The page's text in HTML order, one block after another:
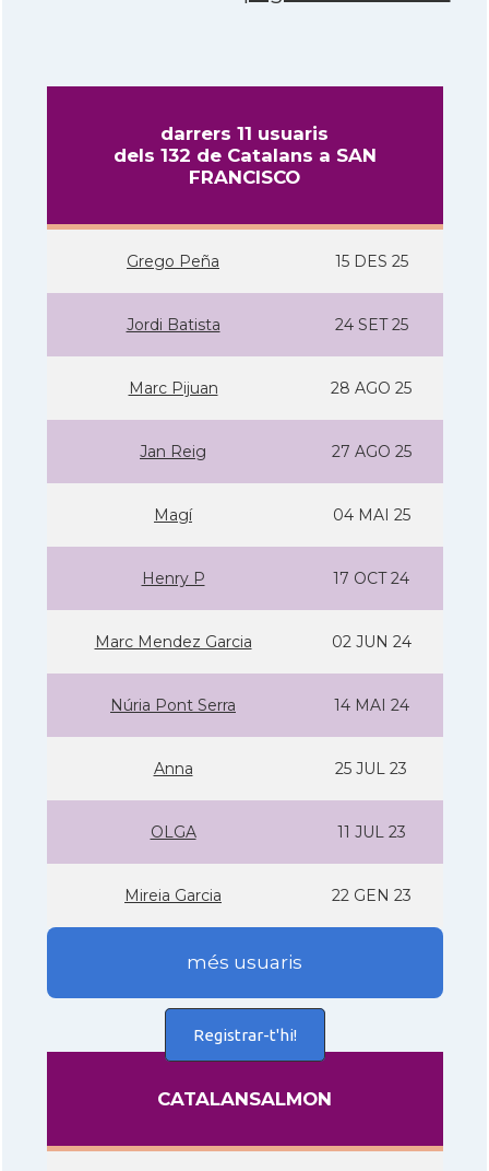
darrers 11 usuaris
dels 132 de Catalans a SAN
FRANCISCO
Grego Peña 15 DES 25
Jordi Batista 24 SET 25
Marc Pijuan 28 AGO 25
Jan Reig 27 AGO 25
Magí 04 MAI 25
Henry P 17 OCT 24
Marc Mendez Garcia 02 JUN 24
Núria Pont Serra 14 MAI 24
Anna 25 JUL 23
OLGA 11 JUL 23
Mireia Garcia 22 GEN 23
més usuaris
Registrar-t'hi!
CATALANSALMON